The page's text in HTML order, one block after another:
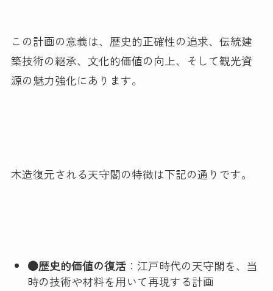
この計画の意義は、歴史的正確性の追求、伝統建
築技術の継承、文化的価値の向上、そして観光資
源の魅力強化にあります。
木造復元される天守閣の特徴は下記の通りです。
●歴史的価値の復活：江戸時代の天守閣を、当
時の技術や材料を用いて再現する計画